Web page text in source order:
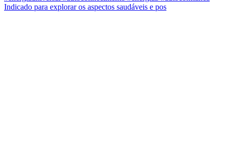
Indicado para explorar os aspectos saudáveis e pos